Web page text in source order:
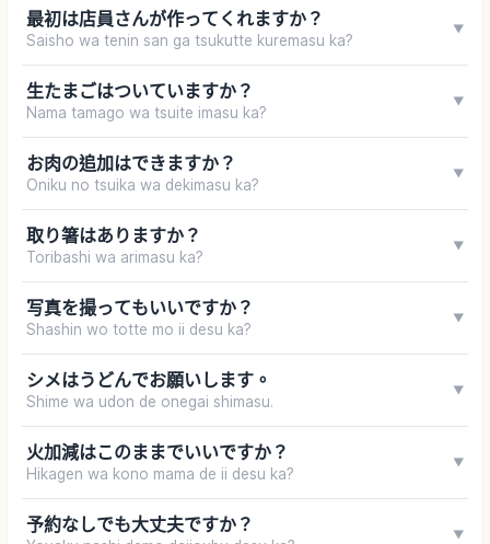
最初は店員さんが作ってくれますか？
Saisho wa tenin san ga tsukutte kuremasu ka?
▼
生たまごはついていますか？
Nama tamago wa tsuite imasu ka?
▼
お肉の追加はできますか？
Oniku no tsuika wa dekimasu ka?
▼
取り箸はありますか？
Toribashi wa arimasu ka?
▼
写真を撮ってもいいですか？
Shashin wo totte mo ii desu ka?
▼
シメはうどんでお願いします。
Shime wa udon de onegai shimasu.
▼
火加減はこのままでいいですか？
Hikagen wa kono mama de ii desu ka?
▼
予約なしでも大丈夫ですか？ ▼